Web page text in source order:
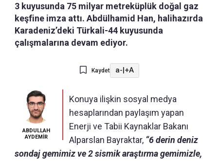
3 kuyusunda 75 milyar metreküplük doğal gaz
keşfine imza attı. Abdülhamid Han, halihazırda
Karadeniz’deki Türkali-44 kuyusunda
çalışmalarına devam ediyor.
Kaydet a- +A
ABDULLAH
AYDEMİR
Konuya ilişkin sosyal medya
hesaplarından paylaşım yapan
Enerji ve Tabii Kaynaklar Bakanı
Alparslan Bayraktar, “6 derin deniz
sondaj gemimiz ve 2 sismik araştırma gemimizle,